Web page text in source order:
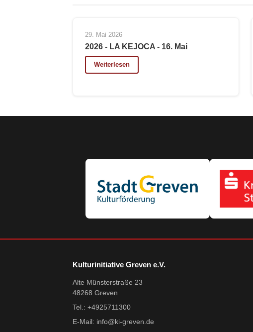
29. Mai 2026
2026 - LA KEJOCA - 16. Mai
Weiterlesen
Kulturinitiative Greven e.V.
Alte Münsterstraße 23
48268 Greven
Tel.: +4925711300
E-Mail: info@ki-greven.de